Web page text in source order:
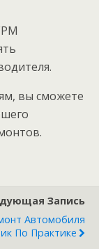
вы сможете
Запись
Автомобиля
По Практике